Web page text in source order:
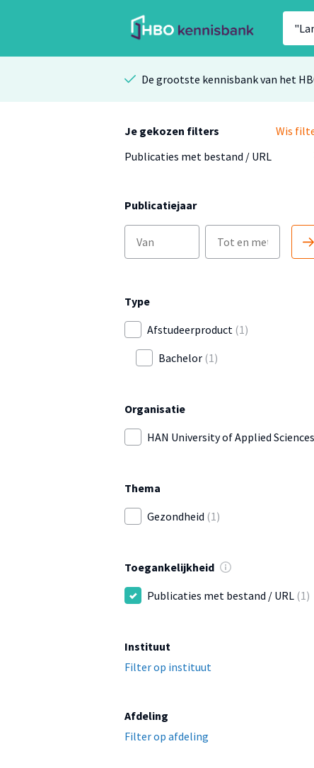
De grootste kennisbank van het
Je gekozen filters
Wis
Publicaties met bestand / URL
Publicatiejaar
Type
Afstudeerproduct (1)
Bachelor (1)
Organisatie
HAN University of Applied Sciences
Thema
Gezondheid (1)
Toegankelijkheid
Publicaties met bestand / URL (1)
Instituut
Filter op instituut
Afdeling
Filter op afdeling